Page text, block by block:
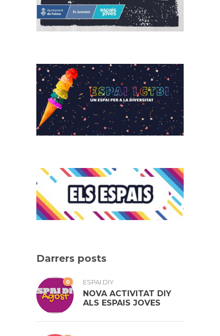
Darrers posts
0 ESPAI DIY
NOVA ACTIVITAT DIY
ALS ESPAIS JOVES